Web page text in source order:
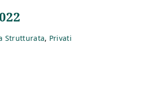
Strutturata Privati